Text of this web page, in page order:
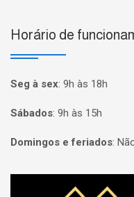
Horário de
Seg à sex: 9h às 18h
Sábados: 9h às 15h
Domingos e feriados:
Página inicial